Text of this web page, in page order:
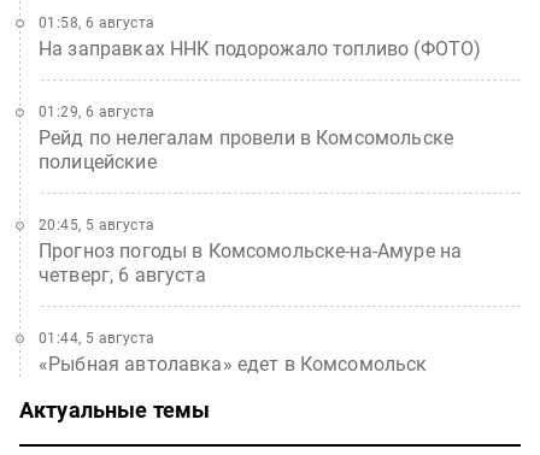
На заправках ННК подорожало топливо (ФОТО)
01:58, 6 августа
Рейд по нелегалам провели в Комсомольске
полицейские
01:29, 6 августа
Прогноз погоды в Комсомольске-на-Амуре на
четверг, 6 августа
20:45, 5 августа
«Рыбная автолавка» едет в Комсомольск
01:44, 5 августа
Актуальные темы